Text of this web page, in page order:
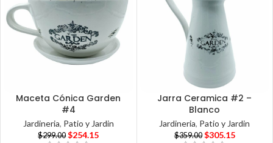
Maceta Cónica Garden
#4
Jardineria, Patio y Jardin
$299.00 $254.15
Jarra Ceramica #2 –
Blanco
Jardineria, Patio y Jardin
$359.00 $305.15